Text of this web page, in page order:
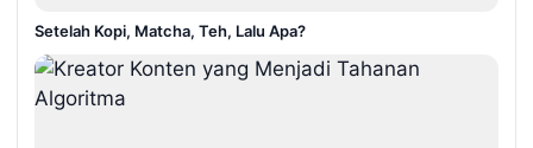
Setelah Kopi, Matcha, Teh, Lalu Apa?